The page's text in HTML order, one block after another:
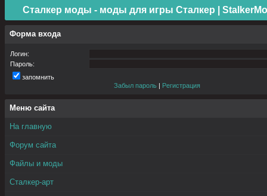
Сталкер моды - моды для игры Сталкер |
Форма входа
Логин:
Пароль:
запомнить
Забыл пароль | Регистрация
Меню сайта
На главную
Форум сайта
Файлы и моды
Сталкер-арт